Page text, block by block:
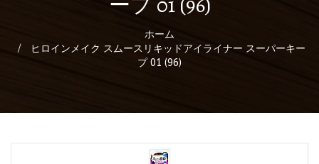
ホーム
ヒロインメイク スムースリキッドアイライナー スーパーキー
プ 01 (96)